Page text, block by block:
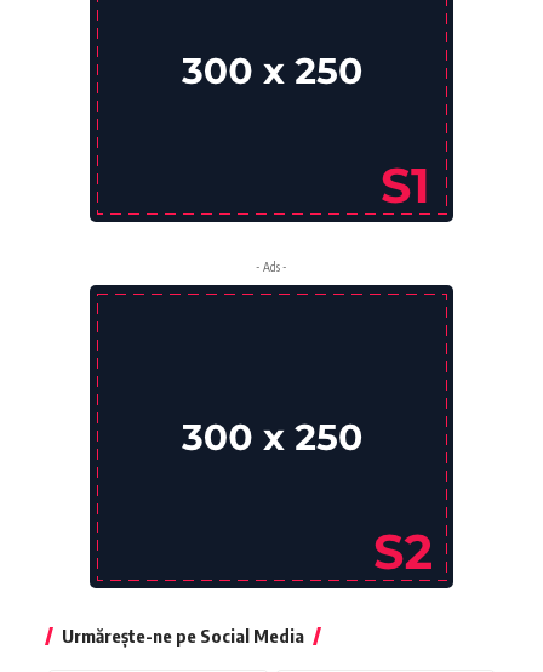
- Ads -
Urmărește-ne pe Social Media